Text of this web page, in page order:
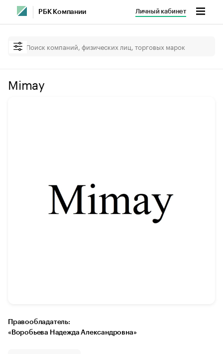
РБК Компании Личный кабинет
Mimay
Правообладатель:
«Воробьева Надежда Александровна»